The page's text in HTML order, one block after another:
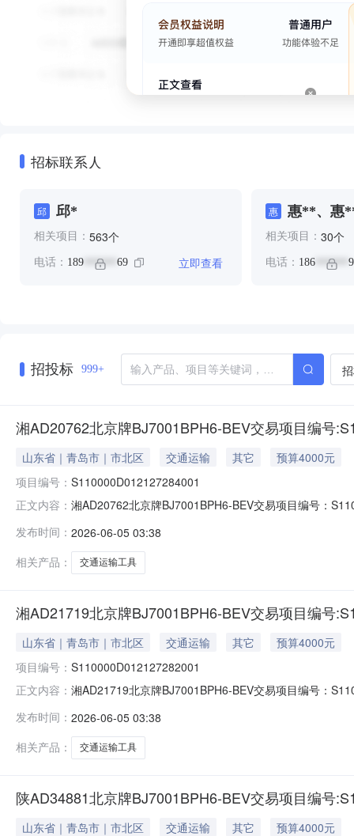
招标联系人
邱 邱*
相关项目： 563个
电话： 189 ****** 69 立即查看
惠 惠**、惠
相关项目： 30个
电话： 186******
招投标 999+
湘AD20762北京牌BJ7001BPH6-BEV交易项目编号
山东省｜青岛市｜市北区 交通运输 其它
预算4000元
项目编号： S110000D012127284001
正文内容： 湘AD20762北京牌BJ7001BPH6-BEV交易项目编号：
批准单位名称：挂牌价格：0.4万元评估基准日：挂牌期
发布时间： 2026-06-05 03:38
相关产品：
交通运输工具
湘AD21719北京牌BJ7001BPH6-BEV交易项目编号
山东省｜青岛市｜市北区 交通运输 其它
预算4000元
项目编号： S110000D012127282001
正文内容： 湘AD21719北京牌BJ7001BPH6-BEV交易项目编号：
批准单位名称：挂牌价格：0.4万元评估基准日：挂牌期
发布时间： 2026-06-05 03:38
相关产品：
交通运输工具
陕AD34881北京牌BJ7001BPH6-BEV交易项目编号
山东省｜青岛市｜市北区 交通运输 其它
预算4000元